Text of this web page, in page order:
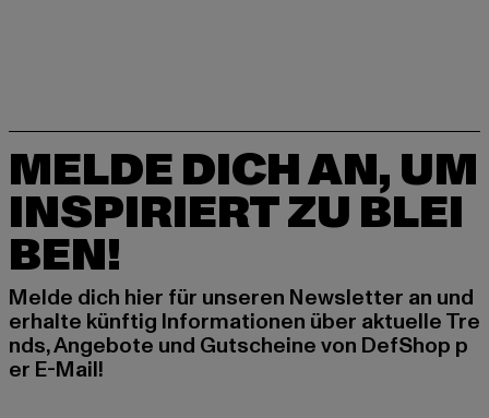
MELDE DICH AN, UM
INSPIRIERT ZU BLEI
BEN!
Melde dich hier für unseren Newsletter an und
erhalte künftig Informationen über aktuelle Tre
nds, Angebote und Gutscheine von DefShop p
er E-Mail!